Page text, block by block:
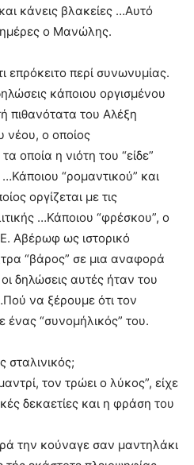
κάνεις βλακείες …Αυτό
ημέρες ο Μανώλης.
επρόκειτο περί συνωνυμίας.
κάποιου οργισμένου
πιθανότατα του Αλέξη
νέου, ο οποίος
οποία η νιότη του “είδε”
…Κάποιου “ρομαντικού” και
οργίζεται με τις
…Κάποιου “φρέσκου”, ο
Αβέρωφ ως ιστορικό
“βάρος” σε μια αναφορά
δηλώσεις αυτές ήταν του
να ξέρουμε ότι τον
“συνομήλικός” του.
σταλινικός;
τον τρώει ο λύκος”, είχε
δεκαετίες και η φράση του
την κούναγε σαν μαντηλάκι